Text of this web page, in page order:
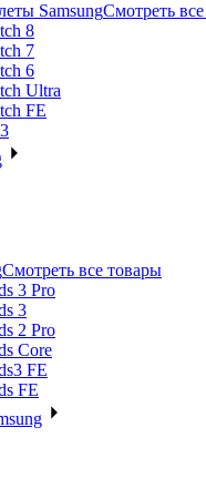
SamsungСмотреть
8
7
6
Ultra
FE
Смотреть все товары
3 Pro
3
2 Pro
Core
FE
FE